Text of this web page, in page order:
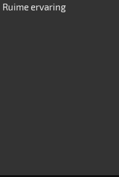
Ruime ervaring